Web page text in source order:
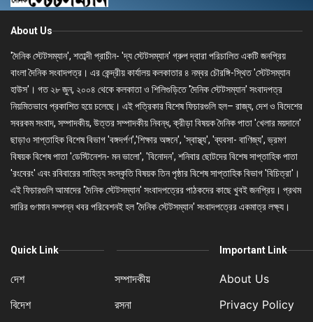
About Us
'দৈনিক স্টেটসম্যান', শতাব্দী প্রাচীন- 'দ্য স্টেটসম্যান' গ্রুপ দ্বারা পরিচালিত একটি জনপ্রিয়
বাংলা দৈনিক সংবাদপত্র। এর কেন্দ্রীয় কার্যালয় কলকাতার ৪ নম্বর চৌরঙ্গি-স্থিত 'স্টেটসম্যান
হাউস'। গত ২৮ জুন, ২০০৪ থেকে কলকাতা ও শিলিগুড়িতে 'দৈনিক স্টেটসম্যান' সংবাদপত্র
নিয়মিতভাবে প্রকাশিত হয়ে চলেছে। এই পত্রিকার বিশেষ ফিচারগুলি হল– রাজ্য, দেশ ও বিদেশের
সবরকম সংবাদ, সম্পাদকীয়, উত্তর সম্পাদকীয় নিবন্ধ, ক্রীড়া বিষয়ক দৈনিক পাতা 'খেলার ময়দানে'
ছাড়াও সাপ্তাহিক বিশেষ বিভাগ 'বঙ্গদর্পণ','শিক্ষার অঙ্গনে', 'স্বাস্থ্য', 'ব্যবসা- বাণিজ্য', ভ্রমণ
বিষয়ক বিশেষ পাতা 'ডেস্টিনেশন- মন ভালো', 'বিনোদন', শনিবার ছোটদের বিশেষ সাপ্তাহিক পাতা
'রংবেরং' এবং রবিবারের সাহিত্য সংস্কৃতি বিষয়ক তিন পৃষ্ঠার বিশেষ সাপ্তাহিক বিভাগ 'বিচিত্রা'।
এই ফিচারগুলি আমাদের 'দৈনিক স্টেটসম্যান' সংবাদপত্রের পাঠকদের কাছে খুবই জনপ্রিয়। প্রথম
সারির গুণমান সম্পন্ন খবর পরিবেশনই হল 'দৈনিক স্টেটসম্যান' সংবাদপত্রের একমাত্র লক্ষ্য।
Quick Link
দেশ
বিদেশ
সম্পাদকীয়
রসনা
Important Link
About Us
Privacy Policy